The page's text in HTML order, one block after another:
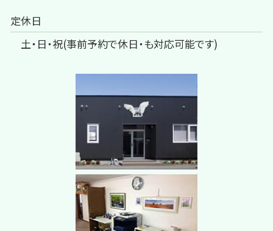
定休日
土・日・祝(事前予約で休日・も対応可能です)